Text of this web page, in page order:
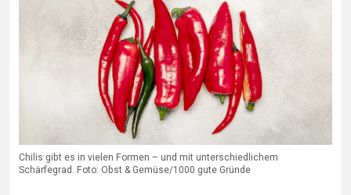
Chilis gibt es in vielen Formen – und mit unterschiedlichem
Schärfegrad. Foto: Obst & Gemüse/1000 gute Gründe